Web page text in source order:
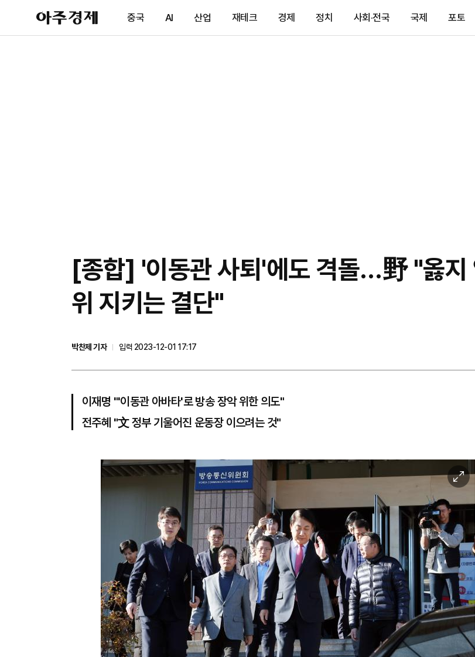
아
주
제
중국 AI 산업 재테크 경제 정치 사회·전국 국제 포토
[종합] '이동관 사퇴'에도 격돌…野 "옳
위 지키는 결단"
박찬제 기자
입력 2023-12-01 17:17
이재명 "'이동관 아바타'로 방송 장악 위한 의도"
전주혜 "文 정부 기울어진 운동장 이으려는 것"
이
미
지
확
대